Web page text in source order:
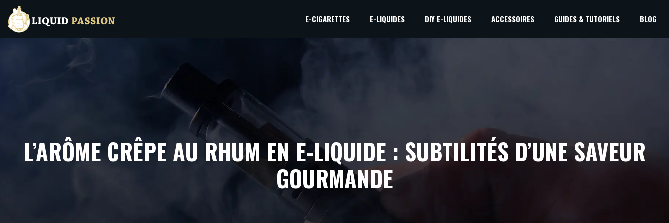
E-CIGARETTES E-LIQUIDES DIY E-LIQUIDES ACCESSOIRES GUIDES & TUTORIELS BLOG
L’ARÔME CRÊPE AU RHUM EN E-LIQUIDE : SUBTILITÉS D’UNE SAVEUR
GOURMANDE